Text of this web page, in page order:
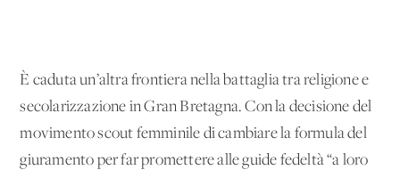
È caduta un’altra frontiera nella battaglia tra religione e
secolarizzazione in Gran Bretagna. Con la decisione del
movimento scout femminile di cambiare la formula del
giuramento per far promettere alle guide fedeltà “a loro